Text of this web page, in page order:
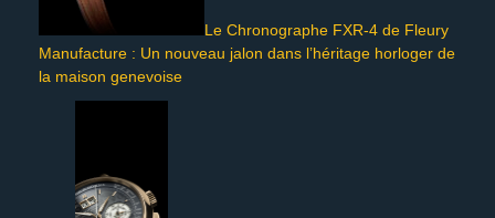
Le Chronographe FXR-4 de Fleury
Manufacture : Un nouveau jalon dans l’héritage horloger de
la maison genevoise